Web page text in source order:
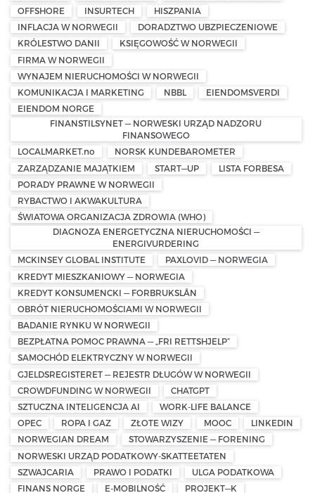
OFFSHORE
INSURTECH
HISZPANIA
INFLACJA W NORWEGII
DORADZTWO UBZPIECZENIOWE
KRÓLESTWO DANII
KSIĘGOWOŚĆ W NORWEGII
FIRMA W NORWEGII
WYNAJEM NIERUCHOMOŚCI W NORWEGII
KOMUNIKACJA I MARKETING
NBBL
EIENDOMSVERDI
EIENDOM NORGE
FINANSTILSYNET — NORWESKI URZĄD NADZORU
FINANSOWEGO
LOCALMARKET.no
NORSK KUNDEBAROMETER
ZARZĄDZANIE MAJĄTKIEM
START—UP
LISTA FORBESA
PORADY PRAWNE W NORWEGII
RYBACTWO I AKWAKULTURA
ŚWIATOWA ORGANIZACJA ZDROWIA (WHO)
DIAGNOZA ENERGETYCZNA NIERUCHOMOŚCI —
ENERGIVURDERING
MCKINSEY GLOBAL INSTITUTE
PAXLOVID — NORWEGIA
KREDYT MIESZKANIOWY — NORWEGIA
KREDYT KONSUMENCKI — FORBRUKSLÅN
OBRÓT NIERUCHOMOŚCIAMI W NORWEGII
BADANIE RYNKU W NORWEGII
BEZPŁATNA POMOC PRAWNA — „FRI RETTSHJELP”
SAMOCHÓD ELEKTRYCZNY W NORWEGII
GJELDSREGISTERET — REJESTR DŁUGÓW W NORWEGII
CROWDFUNDING W NORWEGII
CHATGPT
SZTUCZNA INTELIGENCJA AI
WORK-LIFE BALANCE
OPEC
ROPA I GAZ ZŁOTE WIZY MOOC
LINKEDIN
NORWEGIAN DREAM
STOWARZYSZENIE — FORENING
NORWESKI URZĄD PODATKOWY-SKATTEETATEN
SZWAJCARIA
PRAWO I PODATKI
ULGA PODATKOWA
FINANS NORGE
E-MOBILNOŚĆ
PROJEKT—K